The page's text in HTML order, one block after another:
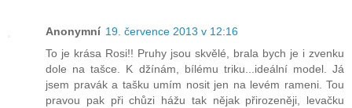
Anonymní 19. července 2013 v 12:16
To je krása Rosi!! Pruhy jsou skvělé, brala bych je i zvenku
dole na tašce. K džínám, bílému triku...ideální model. Já
jsem pravák a tašku umím nosit jen na levém rameni. Tou
pravou pak při chůzi hážu tak nějak přirozeněji, levačku